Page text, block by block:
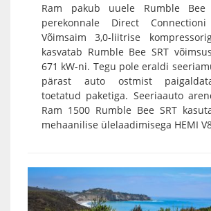
Ram pakub uuele Rumble Bee
perekonnale Direct
Võimsaim 3,0-liitrise
kasvatab Rumble Bee SRT
671 kW-ni. Tegu pole eraldi
pärast auto ostmist
toetatud paketiga. Seeriaauto
Ram 1500 Rumble Bee SRT
mehaanilise ülelaadimisega HEMI